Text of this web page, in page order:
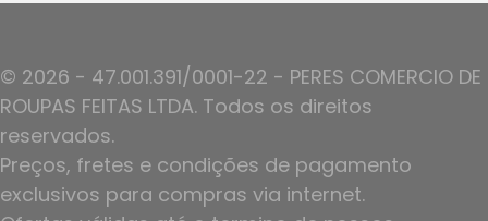
© 2026 - 47.001.391/0001-22 - PERES COMERCIO DE
ROUPAS FEITAS LTDA. Todos os direitos
reservados.
Preços, fretes e condições de pagamento
exclusivos para compras via internet.